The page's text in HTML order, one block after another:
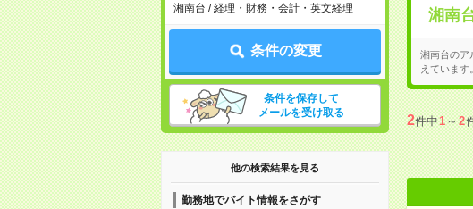
湘南台 / 経理・財務・会計・英文経理
条件の変更
条件を保存して
メールを受け取る
他の検索結果を見る
勤務地でバイト情報をさがす
湘南
湘南台のア
えています
2件中1～2